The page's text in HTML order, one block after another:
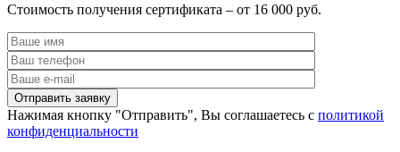
Стоимость получения сертификата – от 16 000 руб.
Нажимая кнопку "Отправить", Вы соглашаетесь с политикой
конфиденциальности